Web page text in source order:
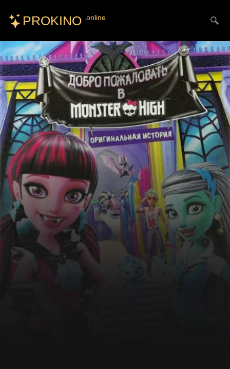
PROKINO .online
Искать